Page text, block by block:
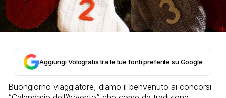
Aggiungi Vologratis tra le tue fonti preferite su Google
Buongiorno viaggiatore, diamo il benvenuto ai concorsi